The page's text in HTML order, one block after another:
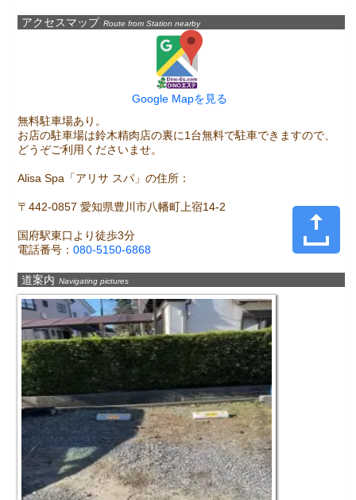
アクセスマップ Route from Station nearby
Google Mapを見る
無料駐車場あり。
お店の駐車場は鈴木精肉店の裏に1台無料で駐車できますので、
どうぞご利用くださいませ。
Alisa Spa「アリサ スパ」の住所：
〒442-0857 愛知県豊川市八幡町上宿14-2
国府駅東口より徒歩3分
電話番号： 080-5150-6868
道案内 Navigating pictures